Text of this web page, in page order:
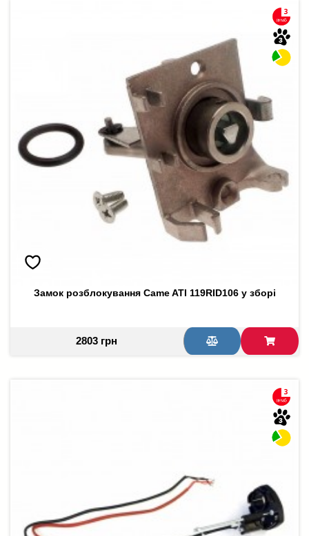
Замок розблокування Came ATI 119RID106 у зборі
2803 грн